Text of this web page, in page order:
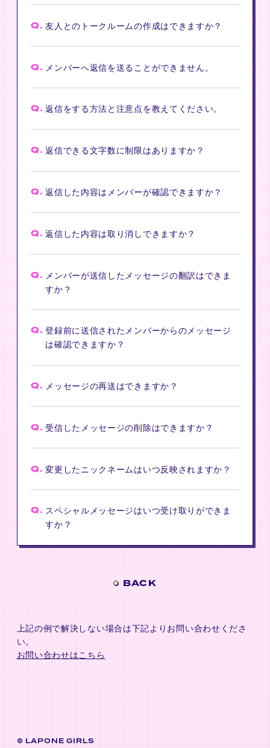
Q. 友人とのトークルームの作成はできますか？
Q. メンバーへ返信を送ることができません。
Q. 返信をする方法と注意点を教えてください。
Q. 返信できる文字数に制限はありますか？
Q. 返信した内容はメンバーが確認できますか？
Q. 返信した内容は取り消しできますか？
Q. メンバーが送信したメッセージの翻訳はできま
すか？
Q. 登録前に送信されたメンバーからのメッセージ
は確認できますか？
Q. メッセージの再送はできますか？
Q. 受信したメッセージの削除はできますか？
Q. 変更したニックネームはいつ反映されますか？
Q. スペシャルメッセージはいつ受け取りができま
すか？
BACK
上記の例で解決しない場合は下記よりお問い合わせくださ
い。
お問い合わせはこちら
© LAPONE GIRLS